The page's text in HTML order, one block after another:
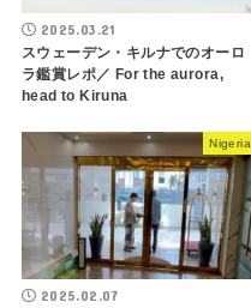
2025.03.21
スウェーデン・キルナでのオーロ
ラ鑑賞レポ／ For the aurora,
head to Kiruna
Nigeria
2025.02.07